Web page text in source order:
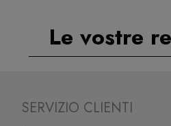
Le vostre
SERVIZIO CLIENTI